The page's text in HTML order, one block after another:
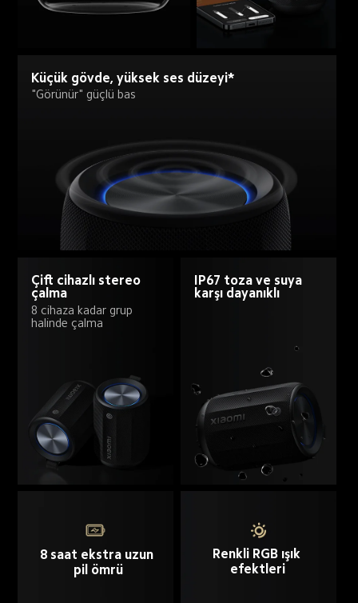
Küçük gövde, yüksek ses düzeyi*
"Görünür" güçlü bas
Çift cihazlı stereo
çalma
8 cihaza kadar grup
halinde çalma
IP67 toza ve suya
karşı dayanıklı
8 saat ekstra uzun
pil ömrü
Renkli RGB ışık
efektleri